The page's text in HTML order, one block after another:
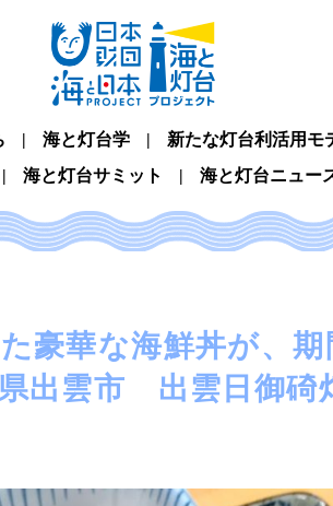
海と灯台学 新たな灯台利活用モ
海と灯台サミット 海と灯台ニュー
豪華な海鮮丼が、
出雲市 出雲日御碕